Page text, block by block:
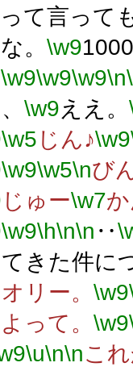
て言って
。 \w9
\w9\w9\w9\n
\w9ええ。
\w5 じん♪\w9
\w9\w5\nび
じゅー\w7
\w9\h\n\n ‥
きた件に
リー。 \w9
って。 \w9
\u\n\nこ